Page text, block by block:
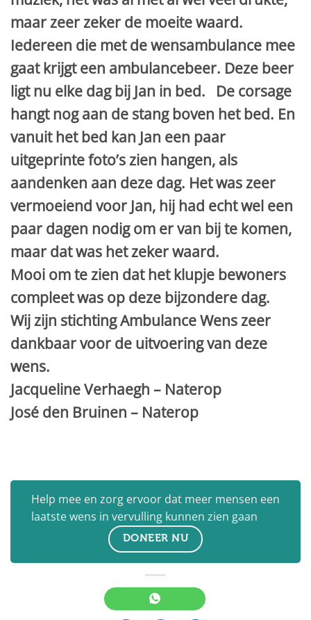
maar zeer zeker de moeite waard.
Iedereen die met de wensambulance mee
gaat krijgt een ambulancebeer. Deze beer
ligt nu elke dag bij Jan in bed. De corsage
hangt nog aan de stang boven het bed. En
vanuit het bed kan Jan een paar
uitgeprinte foto’s zien hangen, als
aandenken aan deze dag. Het was zeer
vermoeiend voor Jan, hij had echt wel een
paar dagen nodig om er van bij te komen,
maar dat was het zeker waard.
Mooi om te zien dat het klupje bewoners
compleet was op deze bijzondere dag.
Wij zijn stichting Ambulance Wens zeer
dankbaar voor de uitvoering van deze
wens.
Jacqueline Verhaegh – Naterop
José den Bruinen – Naterop
Help mee en zorg ervoor dat meer mensen een
laatste wens in vervulling kunnen zien gaan
DONEER NU